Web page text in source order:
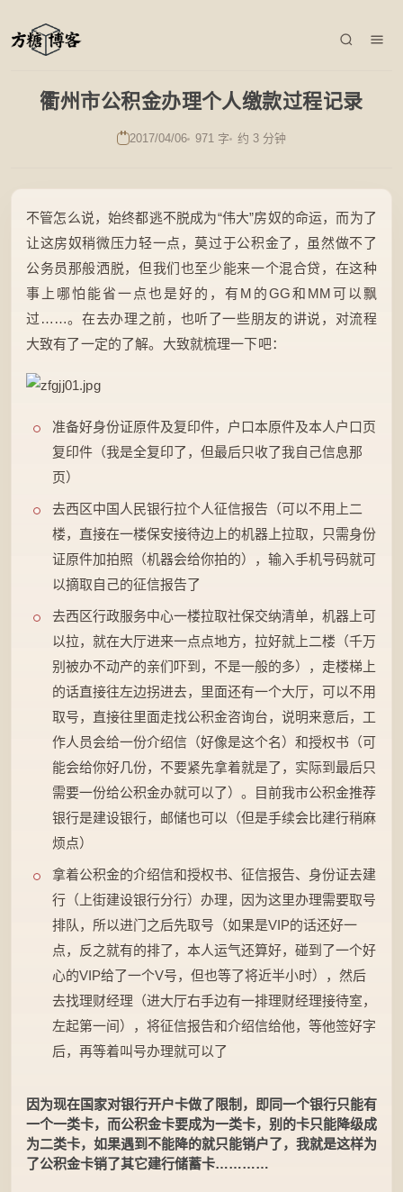
衢州市公积金办理个人缴款过程记录
2017/04/06 971 字 约 3 分钟
不管怎么说，始终都逃不脱成为“伟大”房奴的命运，而为了
让这房奴稍微压力轻一点，莫过于公积金了，虽然做不了
公务员那般洒脱，但我们也至少能来一个混合贷，在这种
事上哪怕能省一点也是好的，有M的GG和MM可以飘
过……。在去办理之前，也听了一些朋友的讲说，对流程
大致有了一定的了解。大致就梳理一下吧：
准备好身份证原件及复印件，户口本原件及本人户口页
复印件（我是全复印了，但最后只收了我自己信息那
页）
去西区中国人民银行拉个人征信报告（可以不用上二
楼，直接在一楼保安接待边上的机器上拉取，只需身份
证原件加拍照（机器会给你拍的），输入手机号码就可
以摘取自己的征信报告了
去西区行政服务中心一楼拉取社保交纳清单，机器上可
以拉，就在大厅进来一点点地方，拉好就上二楼（千万
别被办不动产的亲们吓到，不是一般的多），走楼梯上
的话直接往左边拐进去，里面还有一个大厅，可以不用
取号，直接往里面走找公积金咨询台，说明来意后，工
作人员会给一份介绍信（好像是这个名）和授权书（可
能会给你好几份，不要紧先拿着就是了，实际到最后只
需要一份给公积金办就可以了）。目前我市公积金推荐
银行是建设银行，邮储也可以（但是手续会比建行稍麻
烦点）
拿着公积金的介绍信和授权书、征信报告、身份证去建
行（上街建设银行分行）办理，因为这里办理需要取号
排队，所以进门之后先取号（如果是VIP的话还好一
点，反之就有的排了，本人运气还算好，碰到了一个好
心的VIP给了一个V号，但也等了将近半小时），然后
去找理财经理（进大厅右手边有一排理财经理接待室，
左起第一间），将征信报告和介绍信给他，等他签好字
后，再等着叫号办理就可以了
因为现在国家对银行开户卡做了限制，即同一个银行只能有
一个一类卡，而公积金卡要成为一类卡，别的卡只能降级成
为二类卡，如果遇到不能降的就只能销户了，我就是这样为
了公积金卡销了其它建行储蓄卡…………